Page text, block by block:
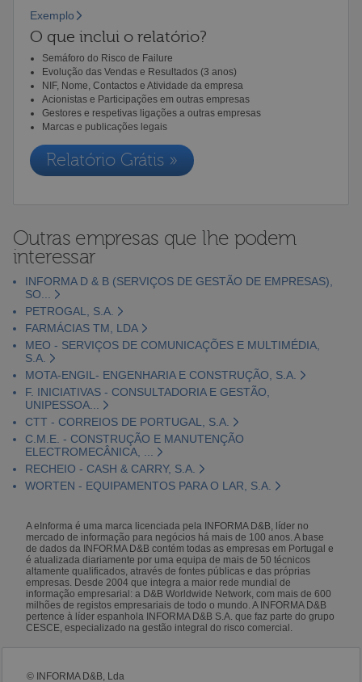
Exemplo
O que inclui o relatório?
Semáforo do Risco de Failure
Evolução das Vendas e Resultados (3 anos)
NIF, Nome, Contactos e Atividade da empresa
Acionistas e Participações em outras empresas
Gestores e respetivas ligações a outras empresas
Marcas e publicações legais
Relatório Grátis »
Outras empresas que lhe podem
interessar
INFORMA D & B (SERVIÇOS DE GESTÃO DE EMPRESAS),
SO...
PETROGAL, S.A.
FARMÁCIAS TM, LDA
MEO - SERVIÇOS DE COMUNICAÇÕES E MULTIMÉDIA,
S.A.
MOTA-ENGIL- ENGENHARIA E CONSTRUÇÃO, S.A.
F. INICIATIVAS - CONSULTADORIA E GESTÃO,
UNIPESSOA...
CTT - CORREIOS DE PORTUGAL, S.A.
C.M.E. - CONSTRUÇÃO E MANUTENÇÃO
ELECTROMECÂNICA, ...
RECHEIO - CASH & CARRY, S.A.
WORTEN - EQUIPAMENTOS PARA O LAR, S.A.
A eInforma é uma marca licenciada pela INFORMA D&B, líder no
mercado de informação para negócios há mais de 100 anos. A base
de dados da INFORMA D&B contém todas as empresas em Portugal e
é atualizada diariamente por uma equipa de mais de 50 técnicos
altamente qualificados, através de fontes públicas e das próprias
empresas. Desde 2004 que integra a maior rede mundial de
informação empresarial: a D&B Worldwide Network, com mais de 600
milhões de registos empresariais de todo o mundo. A INFORMA D&B
pertence à líder espanhola INFORMA D&B S.A. que faz parte do grupo
CESCE, especializado na gestão integral do risco comercial.
© INFORMA D&B, Lda